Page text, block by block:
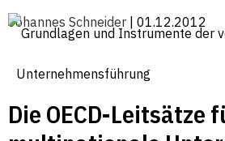
Johannes Schneider | 01.12.2012
Die OECD-Leitsätze